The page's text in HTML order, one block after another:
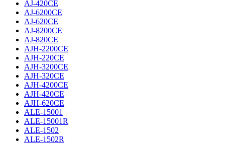
AJ-420CE
AJ-6200CE
AJ-620CE
AJ-8200CE
AJ-820CE
AJH-2200CE
AJH-220CE
AJH-3200CE
AJH-320CE
AJH-4200CE
AJH-420CE
AJH-620CE
ALE-15001
ALE-15001R
ALE-1502
ALE-1502R